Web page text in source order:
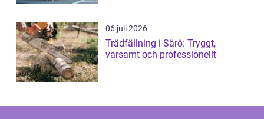
06 juli 2026
Trädfällning i Särö: Tryggt,
varsamt och professionellt